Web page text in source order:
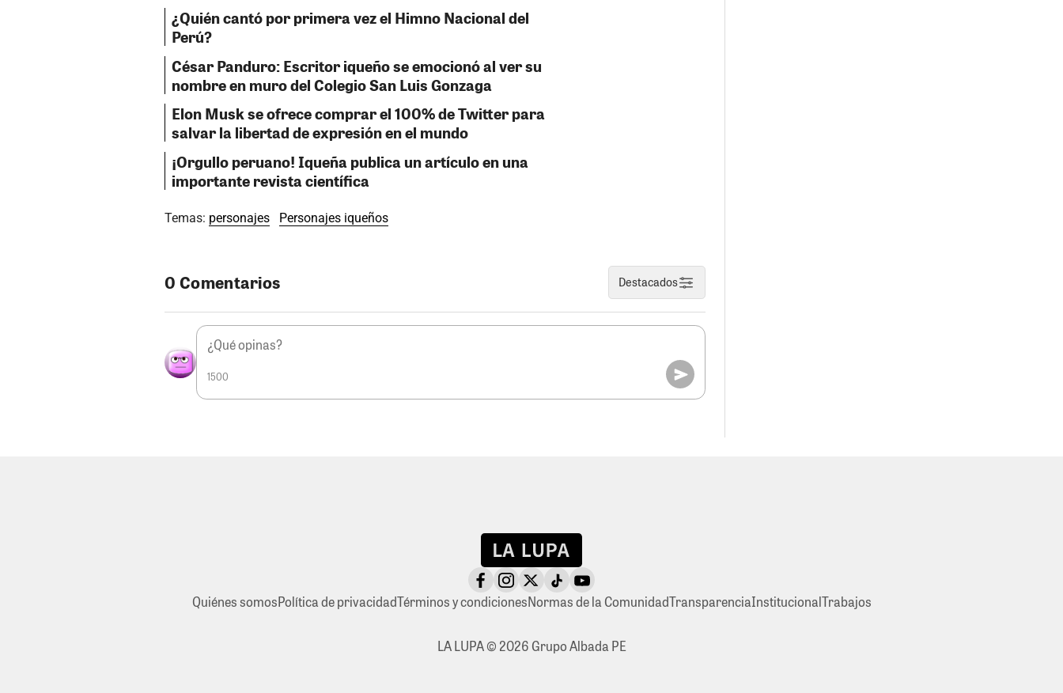
¿Quién cantó por primera vez el Himno Nacional del
Perú?
César Panduro: Escritor iqueño se emocionó al ver su
nombre en muro del Colegio San Luis Gonzaga
Elon Musk se ofrece comprar el 100% de Twitter para
salvar la libertad de expresión en el mundo
¡Orgullo peruano! Iqueña publica un artículo en una
importante revista científica
Temas: personajes Personajes iqueños
0 Comentarios Destacados
1500
Quiénes somosPolítica de privacidadTérminos y condicionesNormas de la ComunidadTransparenciaInstitucionalTrabajos
LA LUPA © 2026 Grupo Albada PE